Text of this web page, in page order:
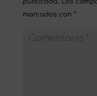
publicada. Los
marcados con *